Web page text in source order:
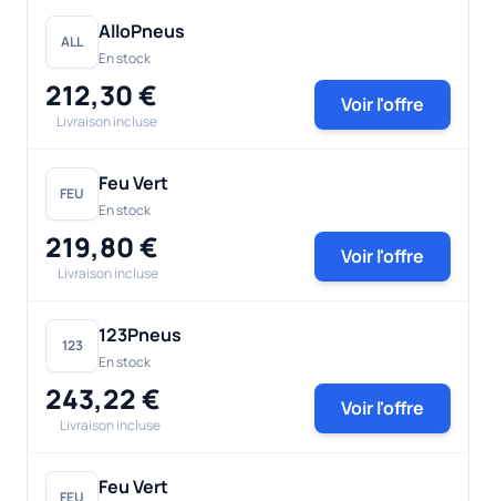
ALL AlloPneus
En stock
212,30 €
Livraison incluse
Voir l'offre
FEU Feu Vert
En stock
219,80 €
Livraison incluse
Voir l'offre
123 123Pneus
En stock
243,22 €
Livraison incluse
Voir l'offre
FEU Feu Vert